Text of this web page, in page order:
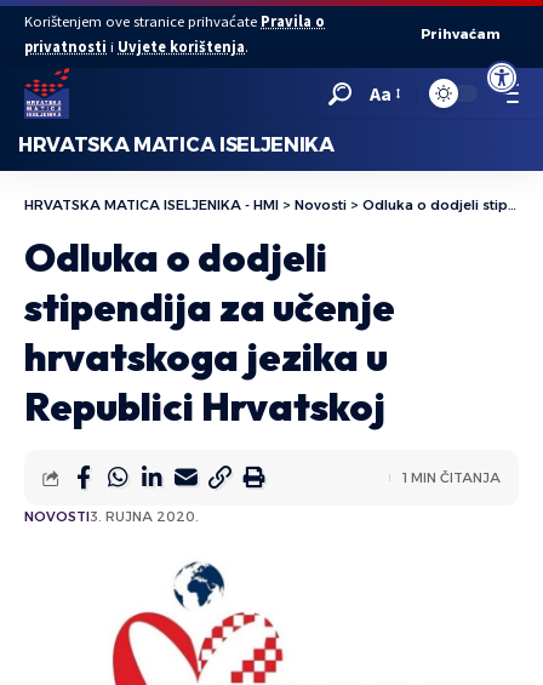
Open
Korištenjem ove stranice prihvaćate Pravila o
privatnosti i Uvjete korištenja.
Prihvaćam
Aa
HRVATSKA MATICA ISELJENIKA
HRVATSKA MATICA ISELJENIKA - HMI > Novosti > Odluka o dodjeli stipendija za učenje hrvatskoga jezika u Republici Hrvatskoj
Odluka o dodjeli
stipendija za učenje
hrvatskoga jezika u
Republici Hrvatskoj
NOVOSTI3. RUJNA 2020.
1 MIN ČITANJA